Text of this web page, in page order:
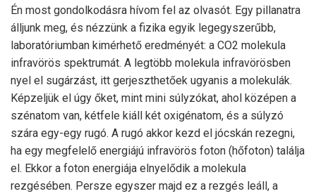
Én most gondolkodásra hívom fel az olvasót. Egy pillanatra
álljunk meg, és nézzünk a fizika egyik legegyszerűbb,
laboratóriumban kimérhető eredményét: a CO2 molekula
infravörös spektrumát. A legtöbb molekula infravörösben
nyel el sugárzást, itt gerjeszthetőek ugyanis a molekulák.
Képzeljük el úgy őket, mint mini súlyzókat, ahol középen a
szénatom van, kétfele kiáll két oxigénatom, és a súlyzó
szára egy-egy rugó. A rugó akkor kezd el jócskán rezegni,
ha egy megfelelő energiájú infravörös foton (hőfoton) találja
el. Ekkor a foton energiája elnyelődik a molekula
rezgésében. Persze egyszer majd ez a rezgés leáll, a